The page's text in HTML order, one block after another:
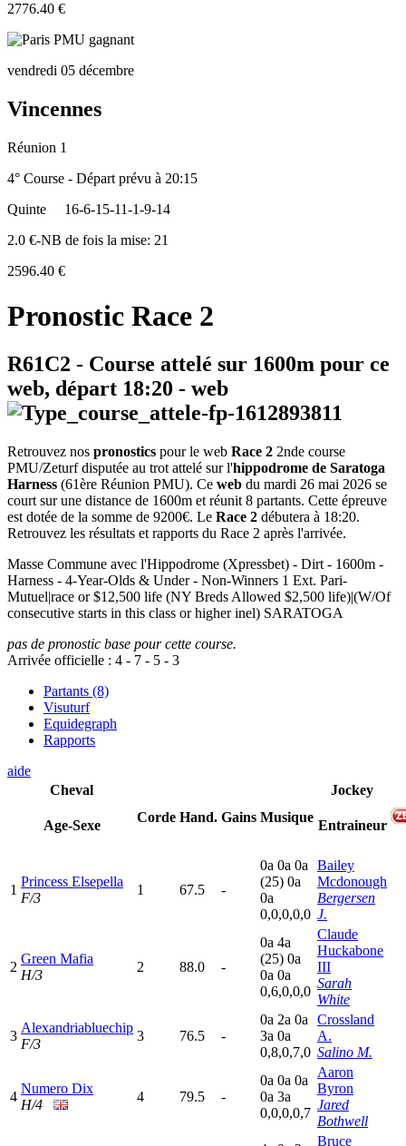
2776.40 €
vendredi 05 décembre
Vincennes
Réunion 1
4° Course - Départ prévu à 20:15
Quinte
16-6-15-11-1-9-14
2.0 €-NB de fois la mise: 21
2596.40 €
Pronostic Race 2
R61C2 - Course attelé sur 1600m pour ce
web, départ 18:20 - web
Retrouvez nos pronostics pour le web Race 2 2nde course
PMU/Zeturf disputée au trot attelé sur l'hippodrome de Saratoga
Harness (61ère Réunion PMU). Ce web du mardi 26 mai 2026 se
court sur une distance de 1600m et réunit 8 partants. Cette épreuve
est dotée de la somme de 9200€. Le Race 2 débutera à 18:20.
Retrouvez les résultats et rapports du Race 2 après l'arrivée.
Masse Commune avec l'Hippodrome (Xpressbet) - Dirt - 1600m -
Harness - 4-Year-Olds & Under - Non-Winners 1 Ext. Pari-
Mutuel|race or $12,500 life (NY Breds Allowed $2,500 life)|(W/Of
consecutive starts in this class or higher inel) SARATOGA
pas de pronostic base pour cette course.
Arrivée officielle : 4 - 7 - 5 - 3
Partants (8)
Visuturf
Equidegraph
Rapports
aide
Cheval
Age-Sexe
Corde Hand. Gains Musique
Jockey
Entraineur
1
Princess Elsepella
F/3
1 67.5 -
0a 0a 0a
(25) 0a
0a
0,0,0,0,0
Bailey
Mcdonough
Bergersen
J.
2
Green Mafia
H/3
2 88.0 -
0a 4a
(25) 0a
0a 0a
0,6,0,0,0
Claude
Huckabone
III
Sarah
White
3
Alexandriabluechip
F/3
3 76.5 -
0a 2a 0a
3a 0a
0,8,0,7,0
Crossland
A.
Salino M.
4
Numero Dix
H/4
4 79.5 -
0a 0a 0a
0a 3a
0,0,0,0,7
Aaron
Byron
Jared
Bothwell
Bruce